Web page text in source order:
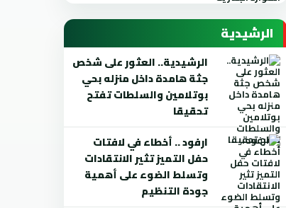
الرشيدية
الرشيدية.. العثور على شخص
جثة هامدة داخل منزله بحي
بوتلامين والسلطات تفتح
تحقيقا
ارفود .. أخطاء في لافتات
حفل التميز تثير الانتقادات
وتسلط الضوء على أهمية
جودة التنظيم